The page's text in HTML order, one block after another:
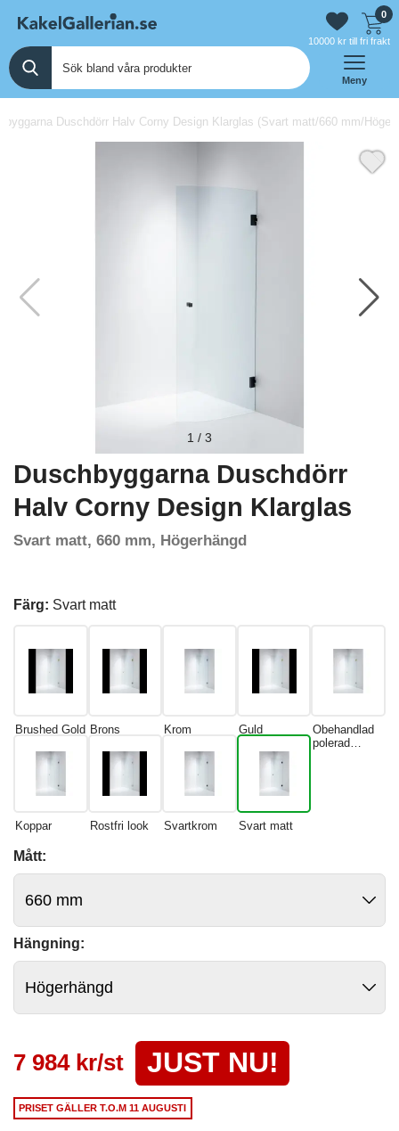
0
10000 kr till fri frakt
Meny
Duschdörr Halv Corny Design Klarglas (Svart matt/660 mm/
1 / 3
Duschbyggarna Duschdörr
Halv Corny Design Klarglas
Svart matt, 660 mm, Högerhängd
Färg: Svart matt
Brushed Gold Brons Krom Guld
Obehandlad
polerad
Koppar Rostfri look Svartkrom Svart matt
Mått:
Hängning:
7 984 kr/st JUST NU!
PRISET GÄLLERT.O.M 11 AUGUSTI